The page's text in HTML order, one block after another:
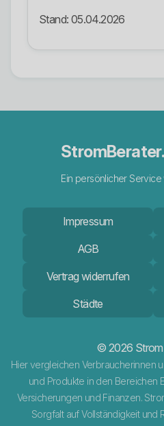
Stand: 05.04.2026
Ein persönlicher Service
Impressum
AGB
Vertrag widerrufen
Städte
© 2026
Hier vergleichen Verbraucherinnen
und Produkte in den Bereichen
Versicherungen und Finanzen.
Sorgfalt auf Vollständigkeit und